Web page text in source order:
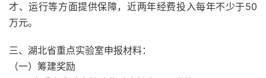
才、运行等方面提供保障，近两年经费投入每年不少于50
万元。
三、湖北省重点实验室申报材料：
（一）筹建奖励